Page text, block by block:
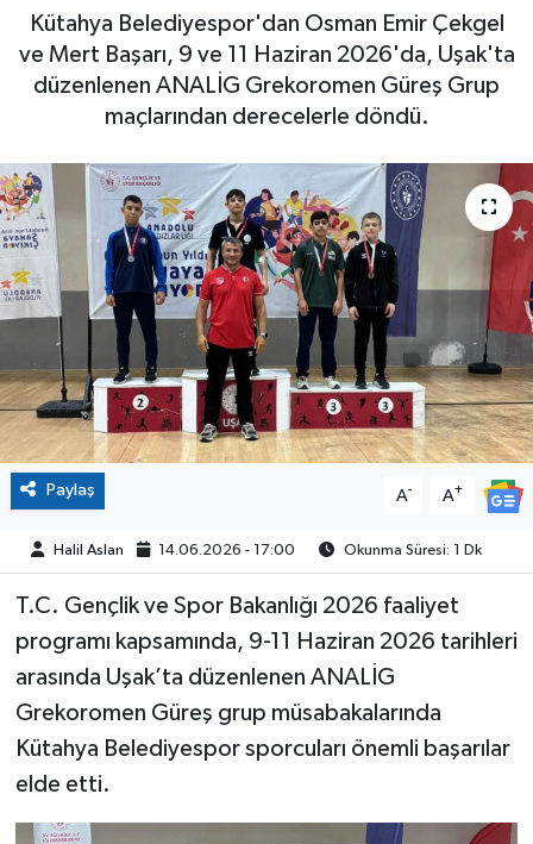
Kütahya Belediyespor'dan Osman Emir Çekgel
ve Mert Başarı, 9 ve 11 Haziran 2026'da, Uşak'ta
düzenlenen ANALİG Grekoromen Güreş Grup
maçlarından derecelerle döndü.
Paylaş A- A+
Halil Aslan 14.06.2026 - 17:00 Okunma Süresi: 1 Dk
T.C. Gençlik ve Spor Bakanlığı 2026 faaliyet
programı kapsamında, 9-11 Haziran 2026 tarihleri
arasında Uşak’ta düzenlenen ANALİG
Grekoromen Güreş grup müsabakalarında
Kütahya Belediyespor sporcuları önemli başarılar
elde etti.